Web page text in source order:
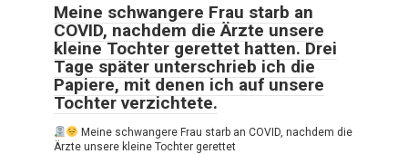
Meine schwangere Frau starb an
COVID, nachdem die Ärzte unsere
kleine Tochter gerettet hatten. Drei
Tage später unterschrieb ich die
Papiere, mit denen ich auf unsere
Tochter verzichtete.
Meine schwangere Frau starb an COVID, nachdem die
Ärzte unsere kleine Tochter gerettet